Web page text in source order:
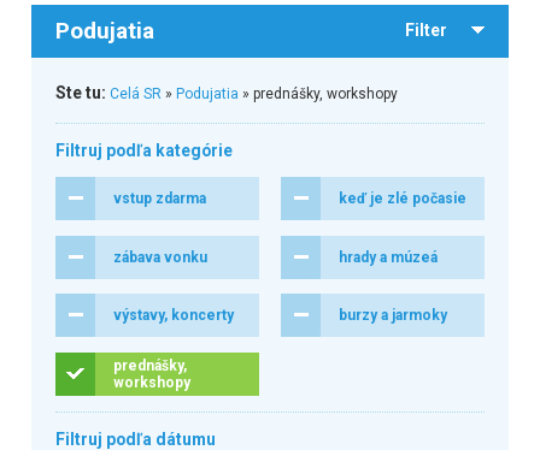
Podujatia Filter
Ste tu: Celá SR» Podujatia » prednášky, workshopy
Filtruj podľa kategórie
vstup zdarma keď je zlé počasie
zábava vonku hrady a múzeá
výstavy, koncerty burzy a jarmoky
prednášky,
workshopy
Filtruj podľa dátumu